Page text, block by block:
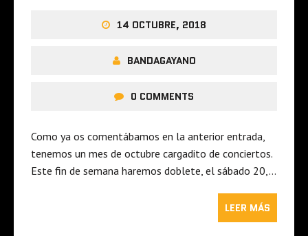
14 OCTUBRE, 2018
BANDAGAYANO
0 COMMENTS
Como ya os comentábamos en la anterior entrada,
tenemos un mes de octubre cargadito de conciertos.
Este fin de semana haremos doblete, el sábado 20,…
LEER MÁS